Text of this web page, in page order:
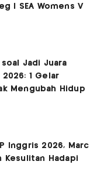
I SEA Womens V
Jadi Juara
1 Gelar
Mengubah Hidup
Inggris 2026, Marc
Kesulitan Hadapi